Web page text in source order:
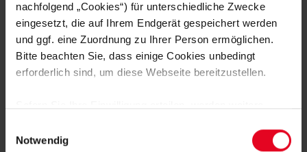
nachfolgend „Cookies“) für unterschiedliche Zwecke
eingesetzt, die auf Ihrem Endgerät gespeichert werden
und ggf. eine Zuordnung zu Ihrer Person ermöglichen.
Bitte beachten Sie, dass einige Cookies unbedingt
erforderlich sind, um diese Webseite bereitzustellen.
Daten von Ihnen (z.B. persönlichen Identifikatoren oder
Notwendig
DAS KÖNNTE DIR AUCH
GEFALLEN